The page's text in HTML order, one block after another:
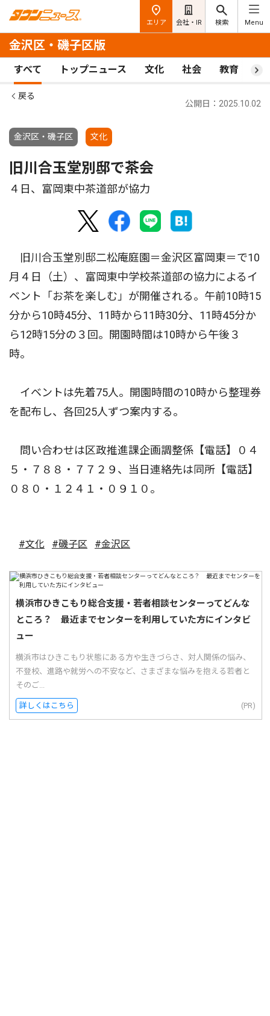
エリア 会社・IR 検索 Menu
金沢区・磯子区版
すべて トップニュース 文化 社会 教育 ス
戻る
金沢区・磯子区 文化
公開日：2025.10.02
旧川合玉堂別邸で茶会
４日、富岡東中茶道部が協力
旧川合玉堂別邸二松庵庭園＝金沢区富岡東＝で10
月４日（土）、富岡東中学校茶道部の協力によるイ
ベント「お茶を楽しむ」が開催される。午前10時15
分から10時45分、11時から11時30分、11時45分か
ら12時15分の３回。開園時間は10時から午後３
時。
イベントは先着75人。開園時間の10時から整理券
を配布し、各回25人ずつ案内する。
問い合わせは区政推進課企画調整係【電話】０４
５・７８８・７７２９、当日連絡先は同所【電話】
０８０・１２４１・０９１０。
#文化 #磯子区 #金沢区
横浜市ひきこもり総合支援・若者相談センターってどんな
ところ？ 最近までセンターを利用していた方にインタビ
ュー
横浜市はひきこもり状態にある方や生きづらさ、対人関係の悩み、
不登校、進路や就労への不安など、さまざまな悩みを抱える若者と
そのご...
詳しくはこちら (PR)